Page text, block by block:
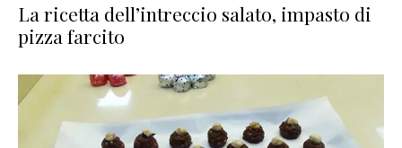
La ricetta dell’intreccio salato, impasto di
pizza farcito